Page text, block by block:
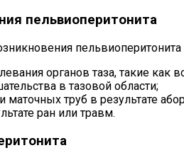
пельвиоперитонита
пельвиоперитонита
органов таза, такие
в тазовой области;
маточных труб в результате
ран или травм.